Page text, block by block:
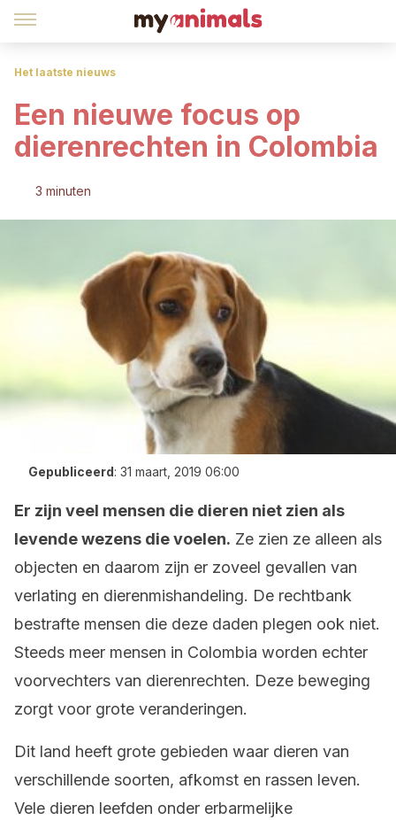
Het laatste nieuws
Een nieuwe focus op
dierenrechten in Colombia
3 minuten
Gepubliceerd: 31 maart, 2019 06:00
Er zijn veel mensen die dieren niet zien als
levende wezens die voelen. Ze zien ze alleen als
objecten en daarom zijn er zoveel gevallen van
verlating en dierenmishandeling. De rechtbank
bestrafte mensen die deze daden plegen ook niet.
Steeds meer mensen in Colombia worden echter
voorvechters van dierenrechten. Deze beweging
zorgt voor grote veranderingen.
Dit land heeft grote gebieden waar dieren van
verschillende soorten, afkomst en rassen leven.
Vele dieren leefden onder erbarmelijke